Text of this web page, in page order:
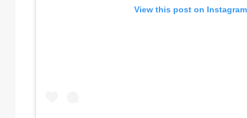
View this post on Instagram